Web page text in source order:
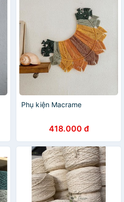
Phụ kiện Macrame
418.000 đ